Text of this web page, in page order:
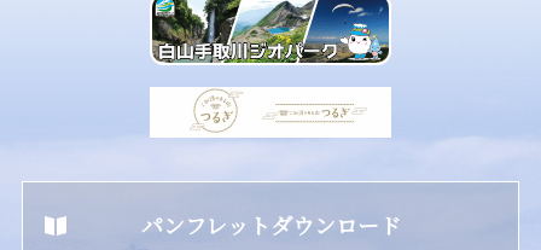
パンフレットダウンロード